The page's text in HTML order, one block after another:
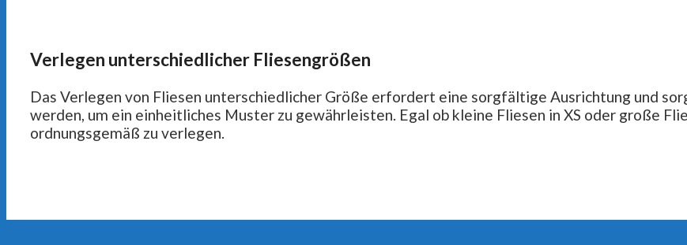
Verlegen unterschiedlicher Fliesengrößen
Das Verlegen von Fliesen unterschiedlicher Größe erfordert eine sorgfältige Ausrichtung und
werden, um ein einheitliches Muster zu gewährleisten. Egal ob kleine Fliesen in XS oder große
ordnungsgemäß zu verlegen.